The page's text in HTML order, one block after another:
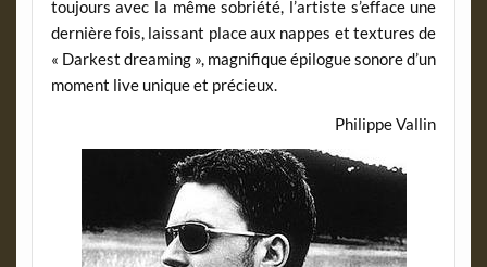
toujours avec la même sobriété, l’artiste s’efface une
dernière fois, laissant place aux nappes et textures de
« Darkest dreaming », magnifique épilogue sonore d’un
moment live unique et précieux.
Philippe Vallin